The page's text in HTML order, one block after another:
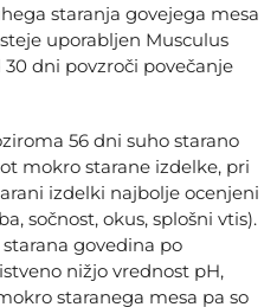
staranja govejega mesa
uporabljen Musculus
dni povzroči povečanje
56 dni suho starano
mokro starane izdelke, pri
izdelki najbolje ocenjeni
sočnost, okus, splošni vtis).
govedina po
nižjo vrednost pH,
staranega mesa pa so